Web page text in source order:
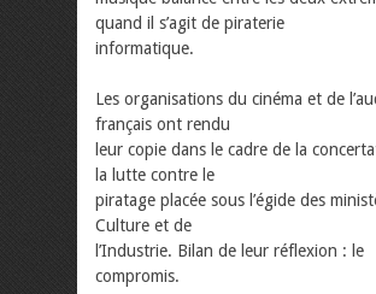
quand il s’agit de piraterie
informatique.
Les organisations du cinéma et de
français ont rendu
leur copie dans le cadre de la
la lutte contre le
piratage placée sous l’égide des
Culture et de
l’Industrie. Bilan de leur réflexion : le
compromis.